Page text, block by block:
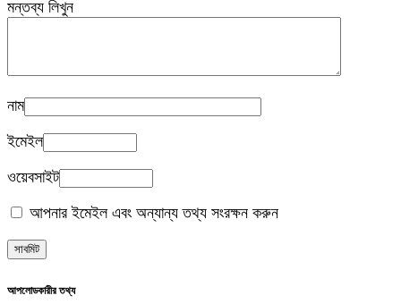
মন্তব্য লিখুন
নাম
ইমেইল
ওয়েবসাইট
আপনার ইমেইল এবং অন্যান্য তথ্য সংরক্ষন করুন
আপলোডকারীর তথ্য